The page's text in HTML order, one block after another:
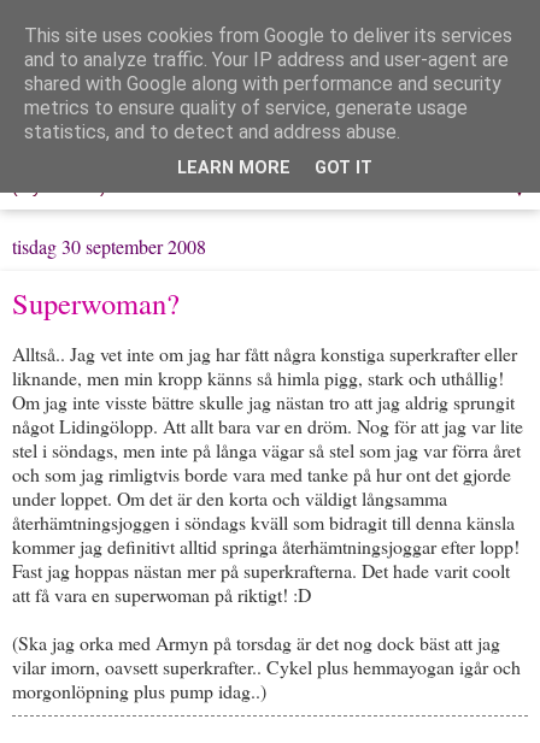
Löpning & Livet
Mitt liv, mina tankar & min träning
▼
tisdag 30 september 2008
Superwoman?
Alltså.. Jag vet inte om jag har fått några konstiga superkrafter eller
liknande, men min kropp känns så himla pigg, stark och uthållig!
Om jag inte visste bättre skulle jag nästan tro att jag aldrig sprungit
något Lidingölopp. Att allt bara var en dröm. Nog för att jag var lite
stel i söndags, men inte på långa vägar så stel som jag var förra året
och som jag rimligtvis borde vara med tanke på hur ont det gjorde
under loppet. Om det är den korta och väldigt långsamma
återhämtningsjoggen i söndags kväll som bidragit till denna känsla
kommer jag definitivt alltid springa återhämtningsjoggar efter lopp!
Fast jag hoppas nästan mer på superkrafterna. Det hade varit coolt
att få vara en superwoman på riktigt! :D
(Ska jag orka med Armyn på torsdag är det nog dock bäst att jag
vilar imorn, oavsett superkrafter.. Cykel plus hemmayogan igår och
morgonlöpning plus pump idag..)
This site uses cookies from Google to deliver its services
and to analyze traffic. Your IP address and user-agent are
shared with Google along with performance and security
metrics to ensure quality of service, generate usage
statistics, and to detect and address abuse.
LEARN MORE GOT IT